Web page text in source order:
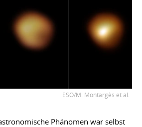
ESO/M. Montargès et al.
Phänomen war selbst